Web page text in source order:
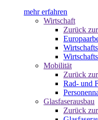
mehr erfahren
Wirtschaft
Zurück
Mobilität
Zurück
Rad- und
Glasfaserausbau
Zurück